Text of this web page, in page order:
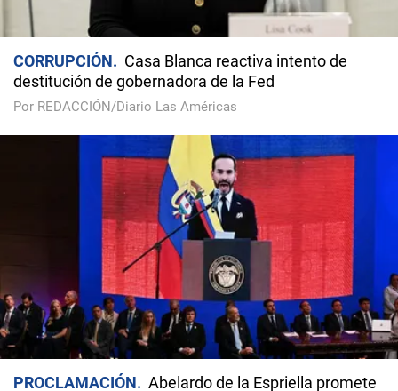
CORRUPCIÓN
Casa Blanca reactiva intento de
destitución de gobernadora de la Fed
Por REDACCIÓN/Diario Las Américas
PROCLAMACIÓN
Abelardo de la Espriella promete